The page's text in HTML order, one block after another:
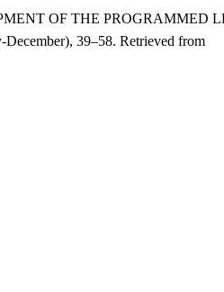
OF THE PROGRAMMED
December), 39–58. Retrieved from